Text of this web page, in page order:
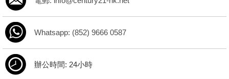
Whatsapp: (852) 9666 0587
辦公時間: 24小時